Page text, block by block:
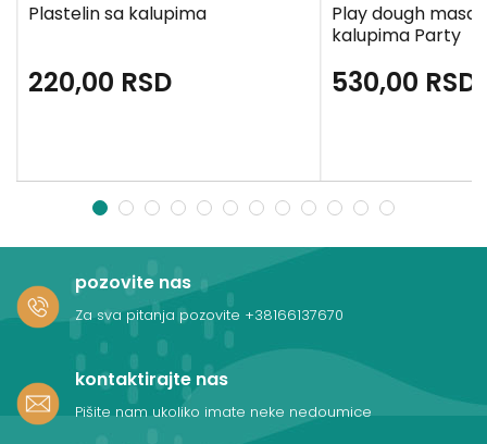
Plastelin sa kalupima
220,00 RSD
Play dough masa
kalupima Party
530,00 RSD
1 2 3 4 5 6 7 8 9 10 11 12
pozovite nas
Za sva pitanja pozovite +38166137670
kontaktirajte nas
Pišite nam ukoliko imate neke nedoumice